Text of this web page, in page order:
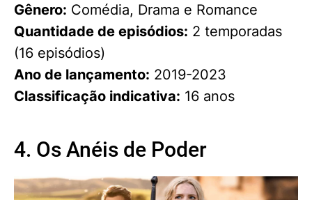
Gênero: Comédia, Drama e Romance
Quantidade de episódios: 2 temporadas
(16 episódios)
Ano de lançamento: 2019-2023
Classificação indicativa: 16 anos
4. Os Anéis de Poder